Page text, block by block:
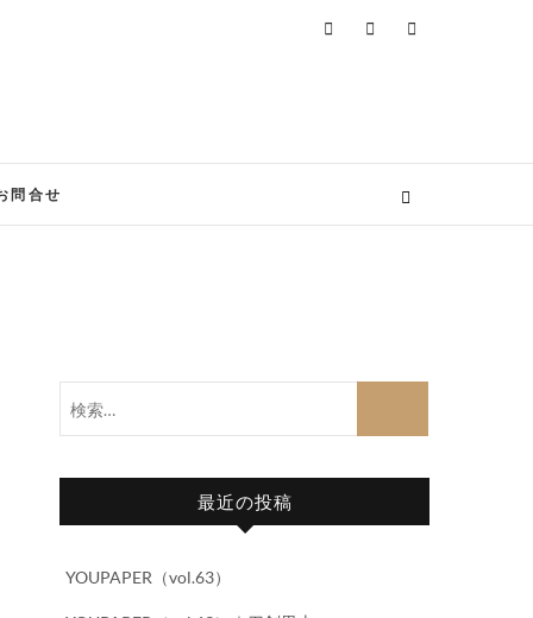
問合せ
最近の投稿
YOUPAPER（vol.63）